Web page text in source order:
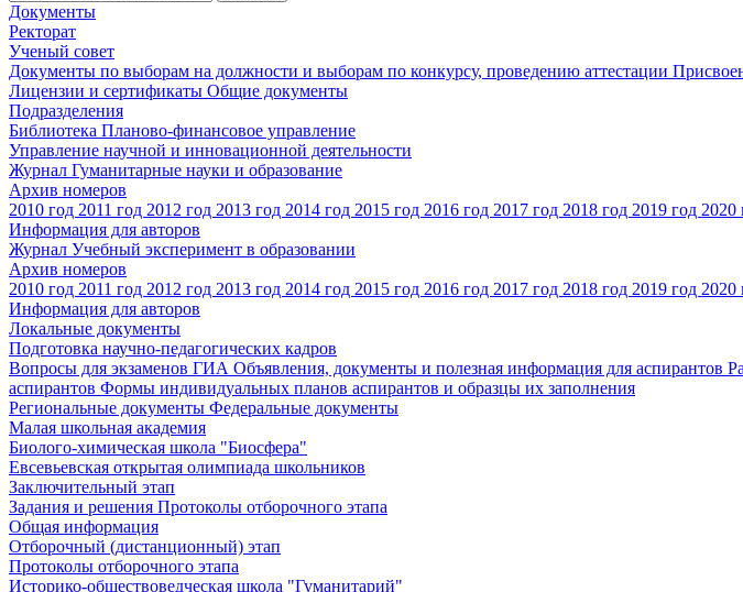
Документы
Ректорат
Ученый совет
Документы по выборам на должности и выборам по конкурсу, проведению аттестации
Лицензии и сертификаты Общие документы
Подразделения
Библиотека Планово-финансовое управление
Управление научной и инновационной деятельности
Журнал Гуманитарные науки и образование
Архив номеров
2010 год 2011 год 2012 год 2013 год 2014 год 2015 год 2016 год 2017 год 2018 год 2019 год 2020
Информация для авторов
Журнал Учебный эксперимент в образовании
Архив номеров
2010 год 2011 год 2012 год 2013 год 2014 год 2015 год 2016 год 2017 год 2018 год 2019 год 2020
Информация для авторов
Локальные документы
Подготовка научно-педагогических кадров
Вопросы для экзаменов ГИА Объявления, документы и полезная информация для аспирантов
аспирантов Формы индивидуальных планов аспирантов и образцы их заполнения
Региональные документы Федеральные документы
Малая школьная академия
Биолого-химическая школа "Биосфера"
Евсевьевская открытая олимпиада школьников
Заключительный этап
Задания и решения Протоколы отборочного этапа
Общая информация
Отборочный (дистанционный) этап
Протоколы отборочного этапа
Историко-обществоведческая школа "Гуманитарий"